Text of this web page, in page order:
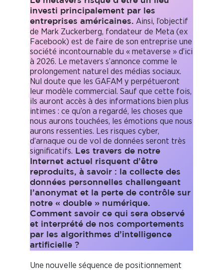
investi principalement par les
entreprises américaines. Ainsi, l’objectif
de Mark Zuckerberg, fondateur de Meta (ex
Facebook) est de faire de son entreprise une
société incontournable du « metaverse » d’ici
à 2026. Le metavers s’annonce comme le
prolongement naturel des médias sociaux.
Nul doute que les GAFAM y perpétueront
leur modèle commercial. Sauf que cette fois,
ils auront accès à des informations bien plus
intimes : ce qu’on a regardé, les choses que
nous aurons touchées, les émotions que nous
aurons ressenties. Les risques cyber,
d’arnaque ou de vol de données seront très
significatifs. Les travers de notre
Internet actuel risquent d’être
reproduits, à savoir : la collecte des
données personnelles challengeant
l’anonymat et la perte de contrôle sur
notre « double » numérique.
Comment savoir ce qui sera observé
et interprété de nos comportements
par les algorithmes d’intelligence
artificielle ?
Une nouvelle séquence de positionnement